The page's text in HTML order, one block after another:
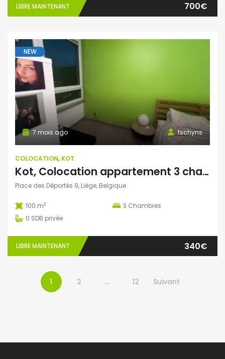
LIBRE MAINTENANT 700€
NEW
fschyns
7 mois ago
COLOCATION, KOT
Kot, Colocation appartement 3 chambres
Place des Déportés 9, Liège, Belgique
100 m2 3 Chambres
0 SDB privée
LIBRE MAINTENANT 340€
1 2 … 12 Suivant